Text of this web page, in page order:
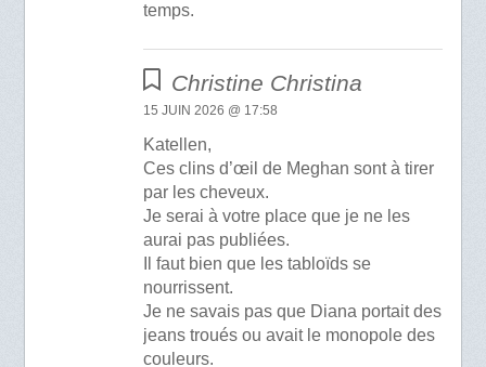
temps.
Christine Christina
15 JUIN 2026 @ 17:58
Katellen,
Ces clins d’œil de Meghan sont à tirer
par les cheveux.
Je serai à votre place que je ne les
aurai pas publiées.
Il faut bien que les tabloïds se
nourrissent.
Je ne savais pas que Diana portait des
jeans troués ou avait le monopole des
couleurs.